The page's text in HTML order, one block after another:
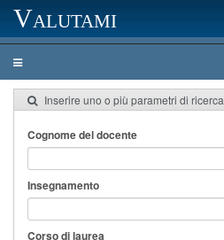
Valutami
Inserire uno o più parametri di ricerca
Cognome del docente
Insegnamento
Corso di laurea